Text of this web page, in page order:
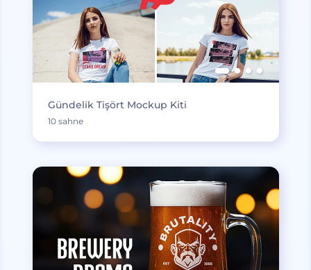
Gündelik Tişört Mockup Kiti
10 sahne